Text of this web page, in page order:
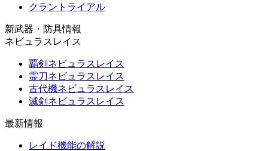
クラントライアル
新武器・防具情報
ネビュラスレイス
覇剣ネビュラスレイス
霊刀ネビュラスレイス
古代機ネビュラスレイス
滅剣ネビュラスレイス
最新情報
レイド機能の解説